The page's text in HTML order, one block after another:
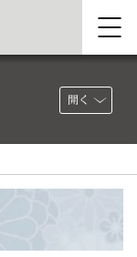
開く